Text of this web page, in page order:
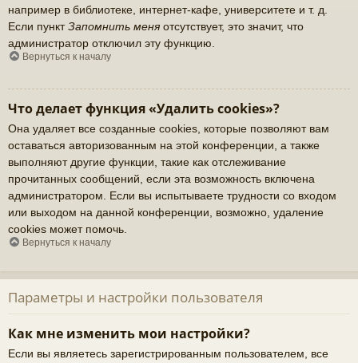
например в библиотеке, интернет-кафе, университете и т. д.
Если пунктЗапомнить меня отсутствует, это значит, что
администратор отключил эту функцию.
Вернуться к началу
Что делает функция «Удалить cookies»?
Она удаляет все созданные cookies, которые позволяют вам
оставаться авторизованным на этой конференции, а также
выполняют другие функции, такие как отслеживание
прочитанных сообщений, если эта возможность включена
администратором. Если вы испытываете трудности со входом
или выходом на данной конференции, возможно, удаление
cookies может помочь.
Вернуться к началу
Параметры и настройки пользователя
Как мне изменить мои настройки?
Если вы являетесь зарегистрированным пользователем, все